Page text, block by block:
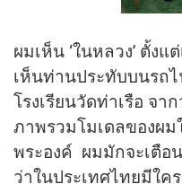
ผมเห็น ‘ในหลวง’ ตั้ง
เห็นท่านประทับบนรถ
โรงเรียนวัดท่าเรือ จ
ภาพรวมโมเดลของผม
พระองค์ ผมมักจะเตือ
ว่าในประเทศไทยมีใค